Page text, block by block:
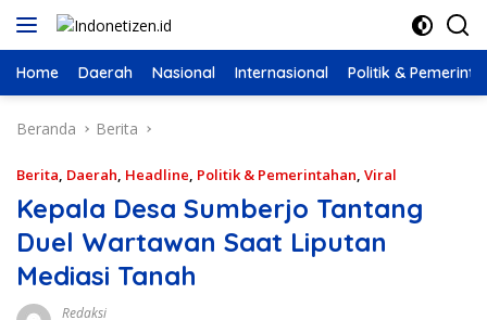
Langsung
Home Daerah Nasional Internasional Politik &
Beranda Berita
Berita, Daerah, Headline, Politik & Pemerintahan, Viral
Kepala Desa Sumberjo Tantang
Duel Wartawan Saat Liputan
Mediasi Tanah
Redaksi